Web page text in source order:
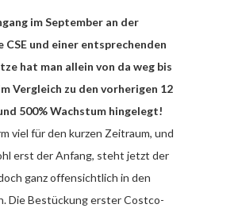
im September an der
CSE und einer entsprechenden
hat man allein von da weg bis
Vergleich zu den vorherigen 12
500% Wachstum hingelegt!
viel für den kurzen Zeitraum, und
erst der Anfang, steht jetzt der
ganz offensichtlich in den
Die Bestückung erster Costco-